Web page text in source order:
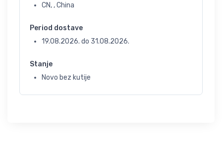
CN, , China
Period dostave
19.08.2026. do 31.08.2026.
Stanje
Novo bez kutije